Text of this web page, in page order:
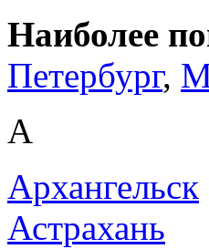
Наиболее
Петербург,
А
Архангельск
Астрахань